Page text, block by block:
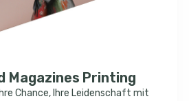
Magazines Printing
Chance, Ihre Leidenschaft mit